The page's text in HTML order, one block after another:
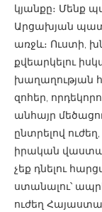
կյանքը։ Մենք
Արցախյան
առջև։ Ուստի,
քվեարկելու
խաղաղության
զոհեր,
անհայր
ընտրելով
իրական
չեք դնելու
ստանալու՝
ուժեղ